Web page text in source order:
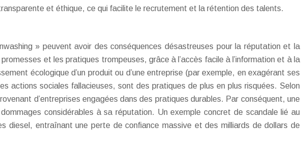
et éthique, ce qui facilite le recrutement et la rétention des talents.
» peuvent avoir des conséquences désastreuses pour la réputation et la
et les pratiques trompeuses, grâce à l’accès facile à l’information et à la
écologique d’un produit ou d’une entreprise (par exemple, en exagérant ses
sociales fallacieuses, sont des pratiques de plus en plus risquées. Selon
d’entreprises engagées dans des pratiques durables. Par conséquent, une
considérables à sa réputation. Un exemple concret de scandale lié au
diesel, entraînant une perte de confiance massive et des milliards de dollars de